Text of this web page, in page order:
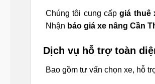
Chúng tôi cung cấpgiá thuê
Nhận báo giá xe nâng Cần
Dịch vụ hỗ trợ toàn
Bao gồm tư vấn chọn xe, hỗ